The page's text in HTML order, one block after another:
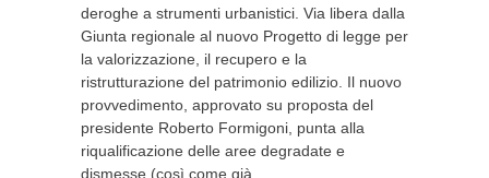
deroghe a strumenti urbanistici. Via libera dalla
Giunta regionale al nuovo Progetto di legge per
la valorizzazione, il recupero e la
ristrutturazione del patrimonio edilizio. Il nuovo
provvedimento, approvato su proposta del
presidente Roberto Formigoni, punta alla
riqualificazione delle aree degradate e
dismesse (così come già